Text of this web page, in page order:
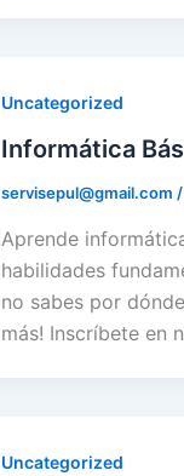
Uncategorized
Informática
servisepul@gmail.com /
Aprende
habilidades
no sabes por
más! Inscríbete en
Uncategorized